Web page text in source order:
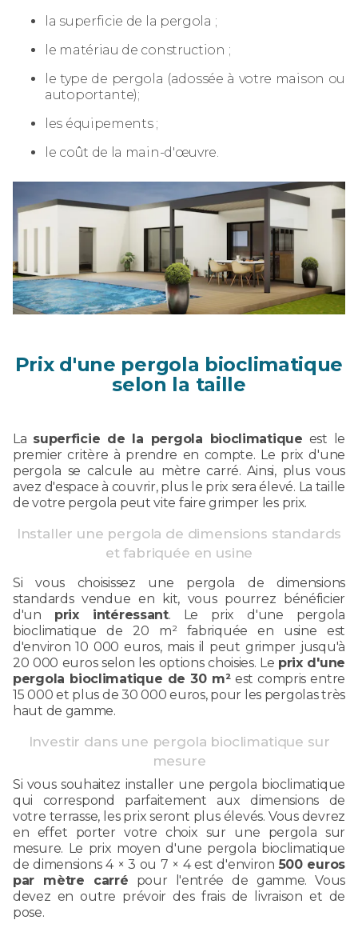
la superficie de la pergola ;
le matériau de construction ;
le type de pergola (adossée à votre maison ou
autoportante);
les équipements ;
le coût de la main-d'œuvre.
Prix d'une pergola bioclimatique
selon la taille
La superficie de la pergola bioclimatique est le
premier critère à prendre en compte. Le prix d'une
pergola se calcule au mètre carré. Ainsi, plus vous
avez d'espace à couvrir, plus le prix sera élevé. La taille
de votre pergola peut vite faire grimper les prix.
Installer une pergola de dimensions standards
et fabriquée en usine
Si vous choisissez une pergola de dimensions
standards vendue en kit, vous pourrez bénéficier
d'un prix intéressant. Le prix d'une pergola
bioclimatique de 20 m² fabriquée en usine est
d'environ 10 000 euros, mais il peut grimper jusqu'à
20 000 euros selon les options choisies. Le prix d'une
pergola bioclimatique de 30 m²est compris entre
15 000 et plus de 30 000 euros, pour les pergolas très
haut de gamme.
Investir dans une pergola bioclimatique sur
mesure
Si vous souhaitez installer une pergola bioclimatique
qui correspond parfaitement aux dimensions de
votre terrasse, les prix seront plus élevés. Vous devrez
en effet porter votre choix sur une pergola sur
mesure. Le prix moyen d'une pergola bioclimatique
de dimensions 4 × 3 ou 7 × 4 est d'environ 500 euros
par mètre carré pour l'entrée de gamme. Vous
devez en outre prévoir des frais de livraison et de
pose.